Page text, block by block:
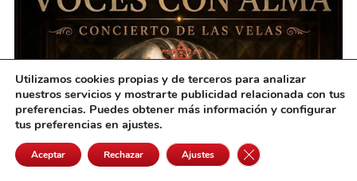
Utilizamos cookies propias y de terceros para analizar
nuestros servicios y mostrarte publicidad relacionada con tus
preferencias. Puedes obtener más información y configurar
tus preferencias en ajustes.
Aceptar Rechazar Ajustes Cerrar el banner de